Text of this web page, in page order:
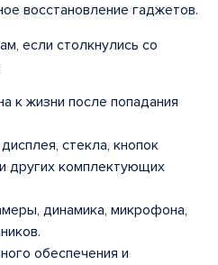
восстановление гаджетов.
если столкнулись со
к жизни после попадания
стекла, кнопок
других комплектующих
динамика, микрофона,
обеспечения и